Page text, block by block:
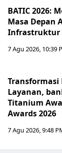
BATIC 2026:
Masa Depan
Infrastruktur
7 Agu 2026, 10:39
Layanan,
Titanium
Awards 2026
7 Agu 2026, 9:48